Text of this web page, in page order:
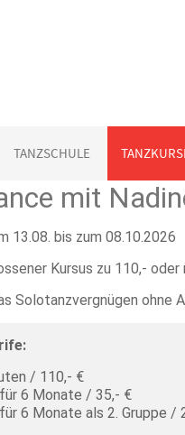
TANZSCHULE
mit
13.08. bis zum 08.10.2026
Kursus zu 110,-
Solotanzvergnügen ohne
/ 110,- €
6 Monate / 35,- €
6 Monate als 2. Gruppe /